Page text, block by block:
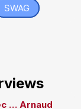
SWAG
… Arnaud